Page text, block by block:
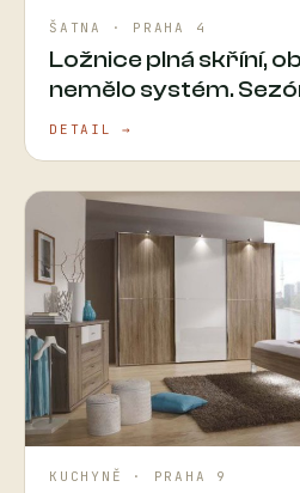
ŠATNA · PRAHA 4
Ložnice plná skříní,
nemělo systém.
DETAIL →
KUCHYNĚ · PRAHA 9